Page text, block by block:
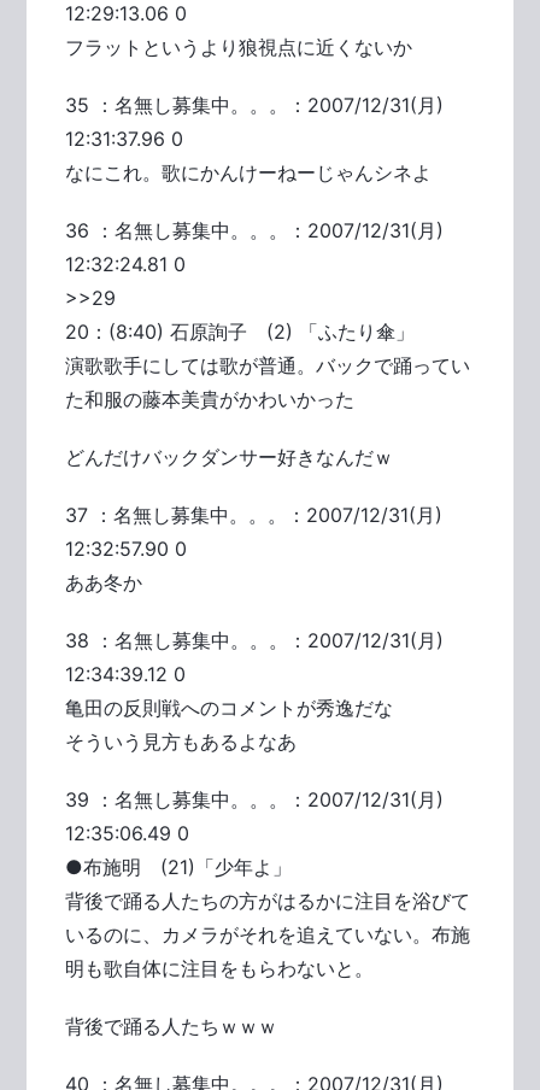
12:29:13.06 0
フラットというより狼視点に近くないか
35 ：名無し募集中。。。：2007/12/31(月)
12:31:37.96 0
なにこれ。歌にかんけーねーじゃんシネよ
36 ：名無し募集中。。。：2007/12/31(月)
12:32:24.81 0
>>29
20：(8:40) 石原詢子 (2) 「ふたり傘」
演歌歌手にしては歌が普通。バックで踊ってい
た和服の藤本美貴がかわいかった
どんだけバックダンサー好きなんだｗ
37 ：名無し募集中。。。：2007/12/31(月)
12:32:57.90 0
ああ冬か
38 ：名無し募集中。。。：2007/12/31(月)
12:34:39.12 0
亀田の反則戦へのコメントが秀逸だな
そういう見方もあるよなあ
39 ：名無し募集中。。。：2007/12/31(月)
12:35:06.49 0
●布施明 (21)「少年よ」
背後で踊る人たちの方がはるかに注目を浴びて
いるのに、カメラがそれを追えていない。布施
明も歌自体に注目をもらわないと。
背後で踊る人たちｗｗｗ
40 ：名無し募集中。。。：2007/12/31(月)